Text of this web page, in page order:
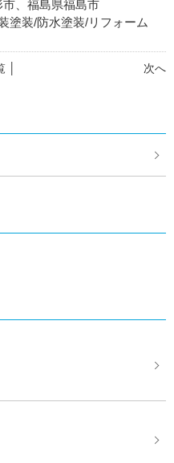
市、福島県福島市
塗装/防水塗装/リフォーム
次へ
│